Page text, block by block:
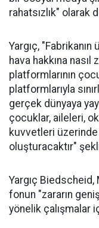
rahatsızlık" olarak
Yargıç,
hava hakkına
platformlarının
platformlarıyla
gerçek dünyaya
çocuklar, aileleri,
kuvvetleri
oluşturacaktır"
Yargıç Biedscheid,
fonun "zararın
yönelik çalışmalar